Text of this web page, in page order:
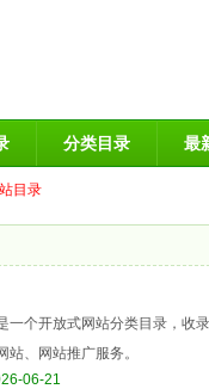
分类目录 最
目录
一个开放式网站分类目录，收
、网站推广服务。
06-21